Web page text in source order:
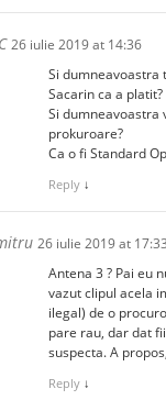
26 iulie 2019 at 14:36
Si dumneavoastra
Sacarin ca a platit?
Si dumneavoastra
prokuroare?
Ca o fi Standard
Reply ↓
26 iulie 2019 at 17:33
Antena 3 ? Pai eu
vazut clipul acela
ilegal) de o
pare rau, dar dat
suspecta. A
Reply ↓